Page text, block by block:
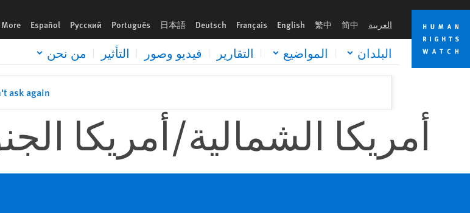
Skip
cookie
privacy
notice
Skip
main
content
العربية 简中
繁中
English
Français
Deutsch
日本語
Português
Русский
Español
More
البلدان المواضيع التقارير فيديو وصور التأثير من نحن
ask again
أمريكا الشمالية/أمريكا